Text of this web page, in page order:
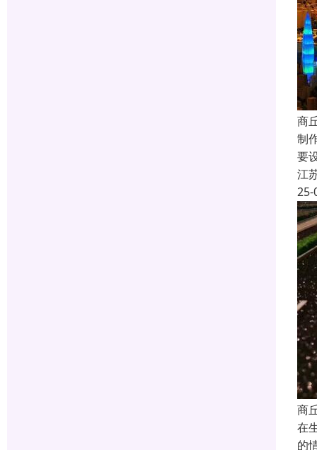
商
制
要
江
25-
商
在
的